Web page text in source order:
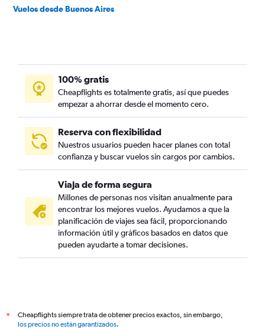
Vuelos desde Buenos Aires
100% gratis
Cheapflights es totalmente gratis, así que puedes
empezar a ahorrar desde el momento cero.
Reserva con flexibilidad
Nuestros usuarios pueden hacer planes con total
confianza y buscar vuelos sin cargos por cambios.
Viaja de forma segura
Millones de personas nos visitan anualmente para
encontrar los mejores vuelos. Ayudamos a que la
planificación de viajes sea fácil, proporcionando
información útil y gráficos basados en datos que
pueden ayudarte a tomar decisiones.
*
Cheapflights siempre trata de obtener precios exactos, sin embargo,
los precios no están garantizados.